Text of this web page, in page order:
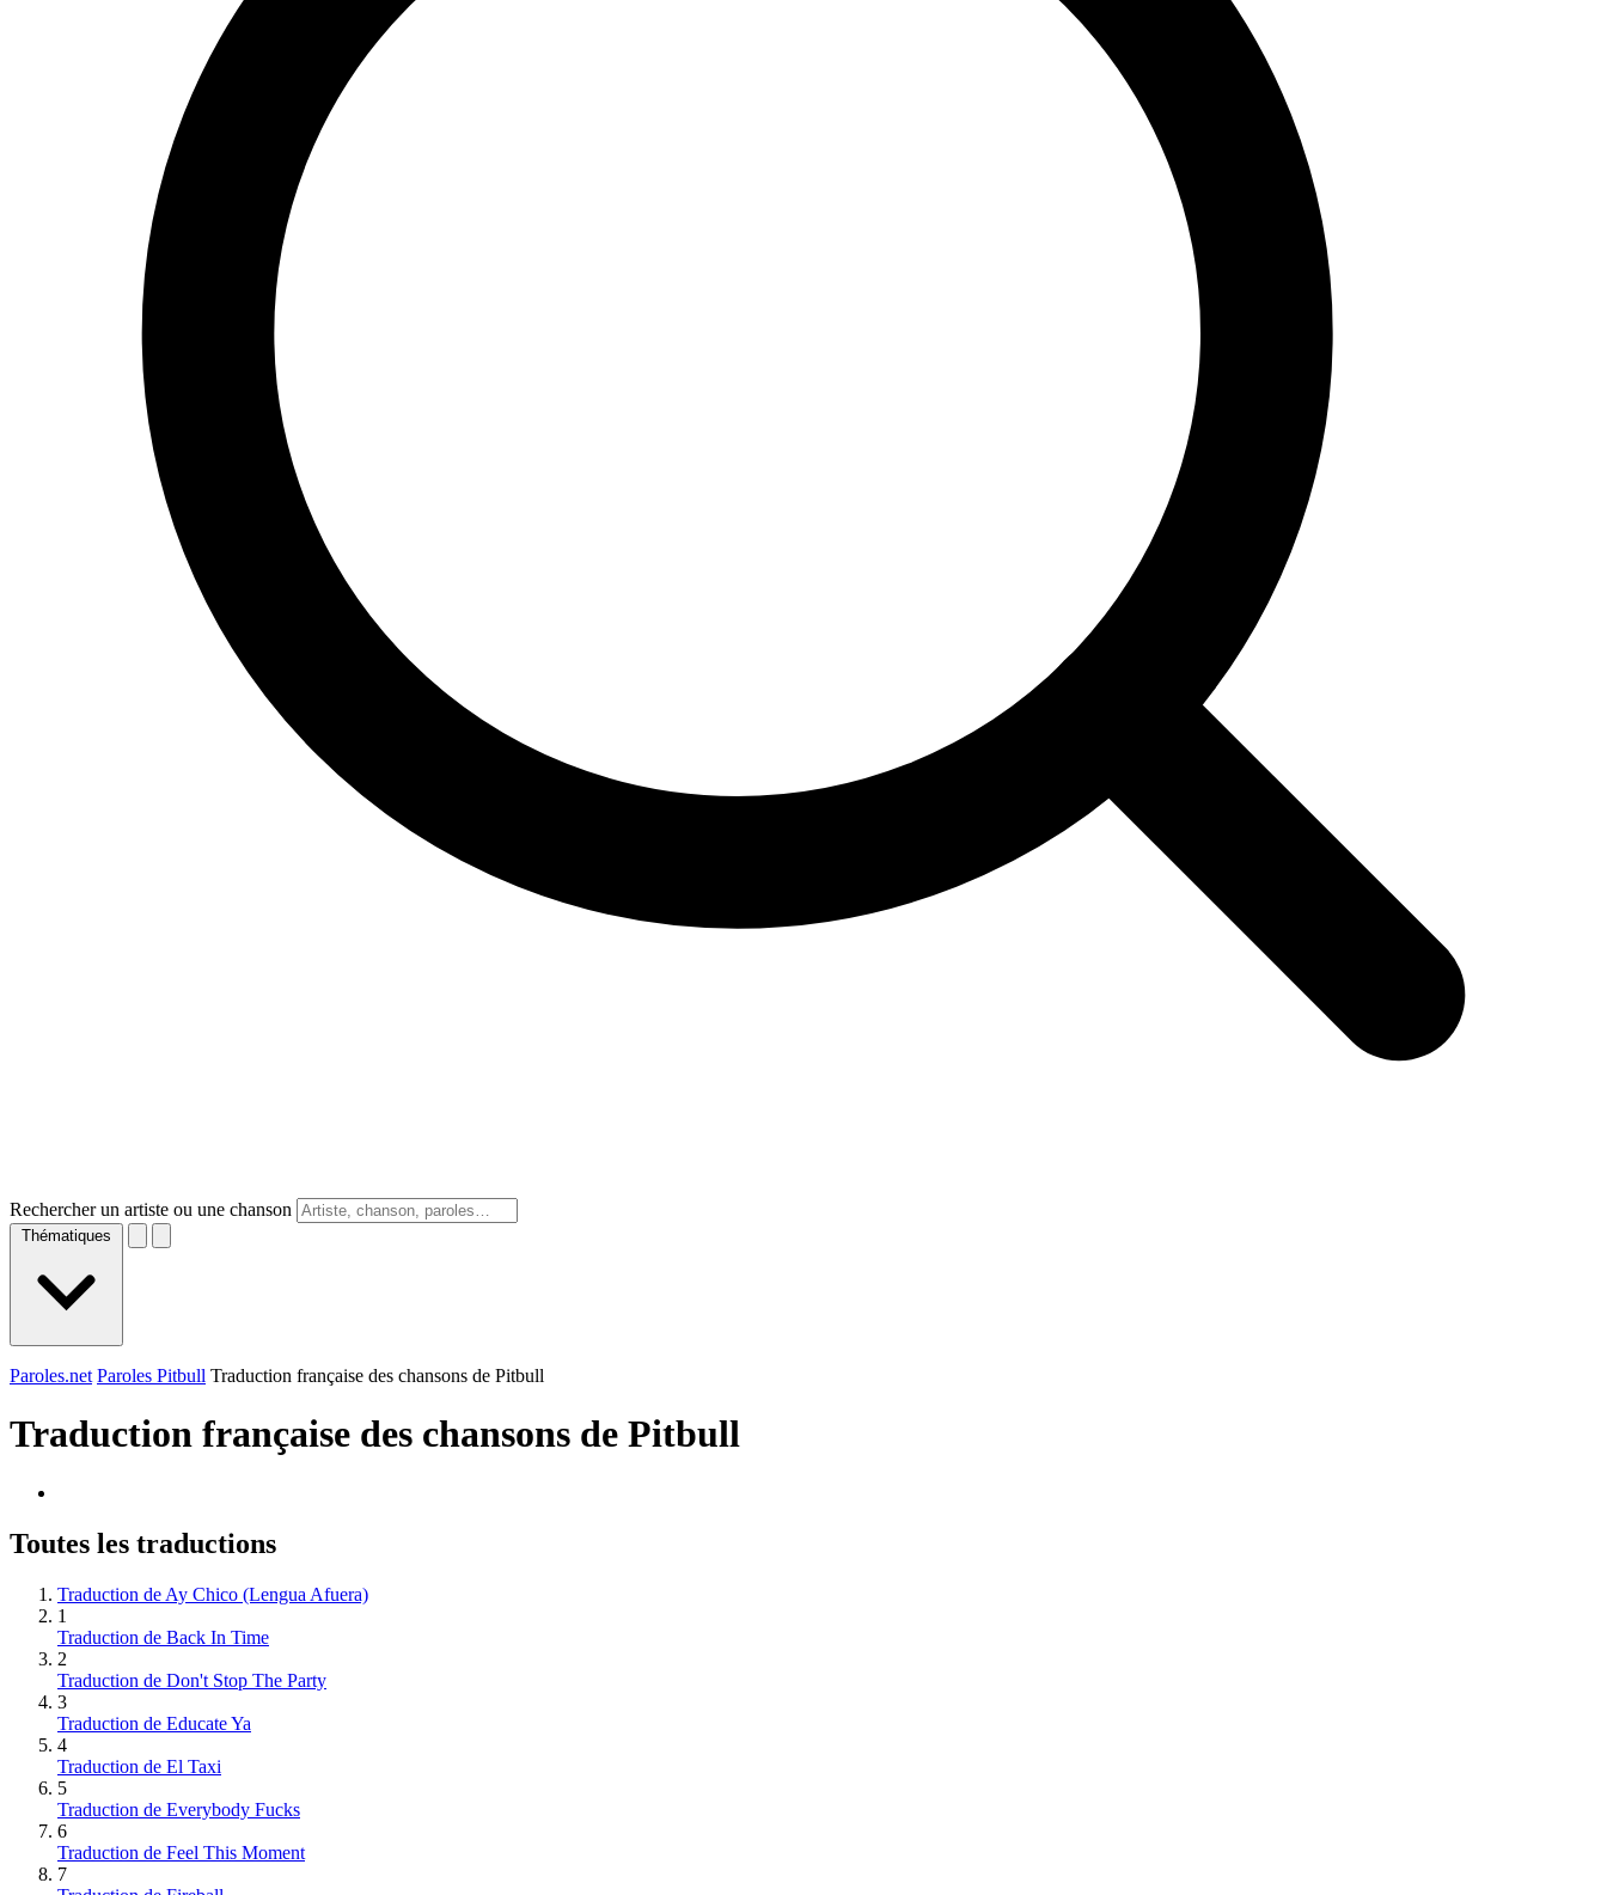
Rechercher un artiste ou une chanson
Thématiques
Paroles.net Paroles Pitbull Traduction française des chansons de Pitbull
Traduction française des chansons de Pitbull
Toutes les traductions
Traduction de Ay Chico (Lengua Afuera)
1
Traduction de Back In Time
2
Traduction de Don't Stop The Party
3
Traduction de Educate Ya
4
Traduction de El Taxi
5
Traduction de Everybody Fucks
6
Traduction de Feel This Moment
7